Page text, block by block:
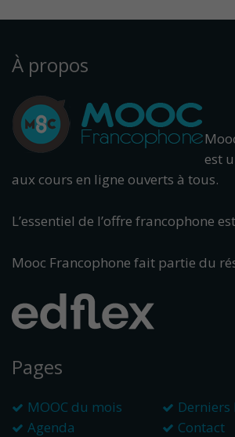
À propos
est
aux cours en ligne ouverts à tous.
L’essentiel de l’offre francophone
Mooc Francophone fait partie du
Pages
MOOC du mois
Derniers
Agenda
Contact